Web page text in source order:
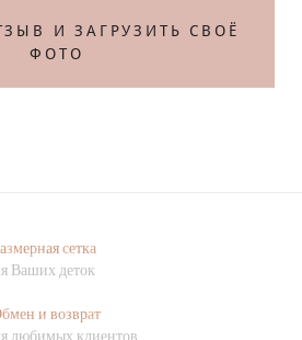
И ЗАГРУЗИТЬ СВОЁ
ФОТО
сетка
Ваших деток
и возврат
любимых клиентов